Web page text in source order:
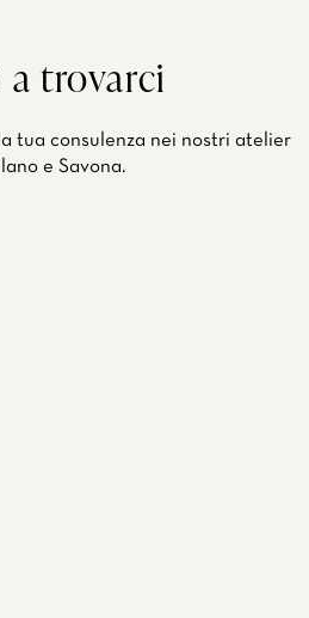
trovarci
tua consulenza nei nostri atelier
e Savona.